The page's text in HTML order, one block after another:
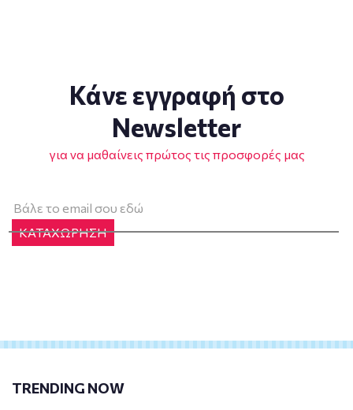
Κάνε εγγραφή στο
Newsletter
για να μαθαίνεις πρώτος τις προσφορές μας
ΚΑΤΑΧΩΡΗΣΗ
TRENDING NOW